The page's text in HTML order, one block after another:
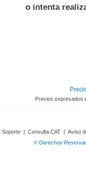
o intenta
Precios expresados
Soporte | Consulta CAT | Aviso
© Derechos